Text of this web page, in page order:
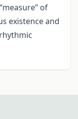
of
existence and